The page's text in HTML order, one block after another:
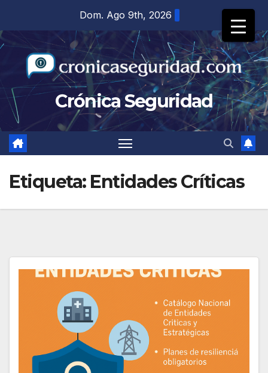
contenido
Dom. Ago 9th, 2026
Crónica Seguridad
Etiqueta: Entidades Críticas